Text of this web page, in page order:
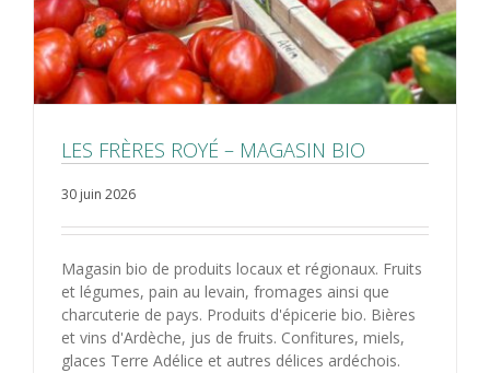
LES FRÈRES ROYÉ – MAGASIN BIO
30 juin 2026
Magasin bio de produits locaux et régionaux. Fruits
et légumes, pain au levain, fromages ainsi que
charcuterie de pays. Produits d'épicerie bio. Bières
et vins d'Ardèche, jus de fruits. Confitures, miels,
glaces Terre Adélice et autres délices ardéchois.